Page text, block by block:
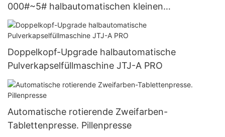
000#~5# halbautomatischen kleinen
Kapselfüllmaschinen
Doppelkopf-Upgrade halbautomatische
Pulverkapselfüllmaschine JTJ-A PRO
Automatische rotierende Zweifarben-
Tablettenpresse. Pillenpresse